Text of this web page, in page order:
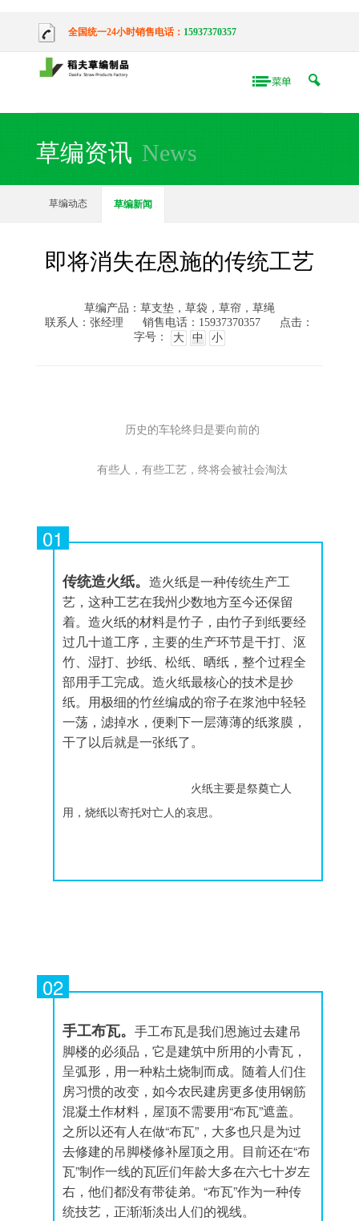
全国统一24小时销售电话： 15937370357
草编资讯 News
草编动态 草编新闻
即将消失在恩施的传统工艺
草编产品：草支垫，草袋，草帘，草绳
联系人：张经理
销售电话：15937370357
点击：
字号：
大 中 小
历史的车轮终归是要向前的
有些人，有些工艺，终将会被社会淘汰
01
传统造火纸。 造火纸是一种传统生产工
艺，这种工艺在我州少数地方至今还保留
着。造火纸的材料是竹子，由竹子到纸要经
过几十道工序，主要的生产环节是干打、沤
竹、湿打、抄纸、松纸、晒纸，整个过程全
部用手工完成。造火纸最核心的技术是抄
纸。用极细的竹丝编成的帘子在浆池中轻轻
一荡，滤掉水，便剩下一层薄薄的纸浆膜，
干了以后就是一张纸了。
火纸主要是祭奠亡人
用，烧纸以寄托对亡人的哀思。
02
手工布瓦。 手工布瓦是我们恩施过去建吊
脚楼的必须品，它是建筑中所用的小青瓦，
呈弧形，用一种粘土烧制而成。随着人们住
房习惯的改变，如今农民建房更多使用钢筋
混凝土作材料，屋顶不需要用“布瓦”遮盖。
之所以还有人在做“布瓦”，大多也只是为过
去修建的吊脚楼修补屋顶之用。目前还在“布
瓦”制作一线的瓦匠们年龄大多在六七十岁左
右，他们都没有带徒弟。“布瓦”作为一种传
统技艺，正渐渐淡出人们的视线。